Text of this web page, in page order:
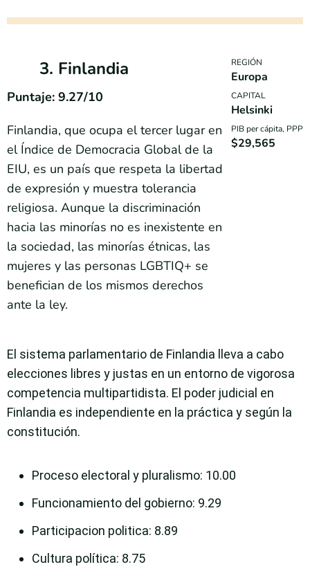
3. Finlandia
Puntaje: 9.27/10
Finlandia, que ocupa el tercer lugar en
el Índice de Democracia Global de la
EIU, es un país que respeta la libertad
de expresión y muestra tolerancia
religiosa. Aunque la discriminación
hacia las minorías no es inexistente en
la sociedad, las minorías étnicas, las
mujeres y las personas LGBTIQ+ se
benefician de los mismos derechos
ante la ley.
REGIÓN
Europa
CAPITAL
Helsinki
PIB per cápita, PPP
$29,565
El sistema parlamentario de Finlandia lleva a cabo
elecciones libres y justas en un entorno de vigorosa
competencia multipartidista. El poder judicial en
Finlandia es independiente en la práctica y según la
constitución.
Proceso electoral y pluralismo: 10.00
Funcionamiento del gobierno: 9.29
Participacion politica: 8.89
Cultura política: 8.75